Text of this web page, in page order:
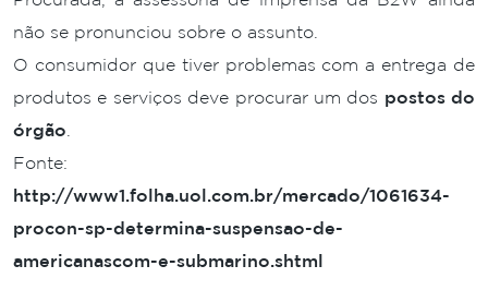
não se pronunciou sobre o assunto.
O consumidor que tiver problemas com a entrega de
produtos e serviços deve procurar um dos postos do
órgão
Fonte:
http://www1.folha.uol.com.br/mercado/1061634-
procon-sp-determina-suspensao-de-
americanascom-e-submarino.shtml